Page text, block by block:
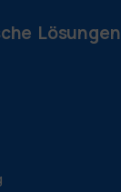
Lösungen